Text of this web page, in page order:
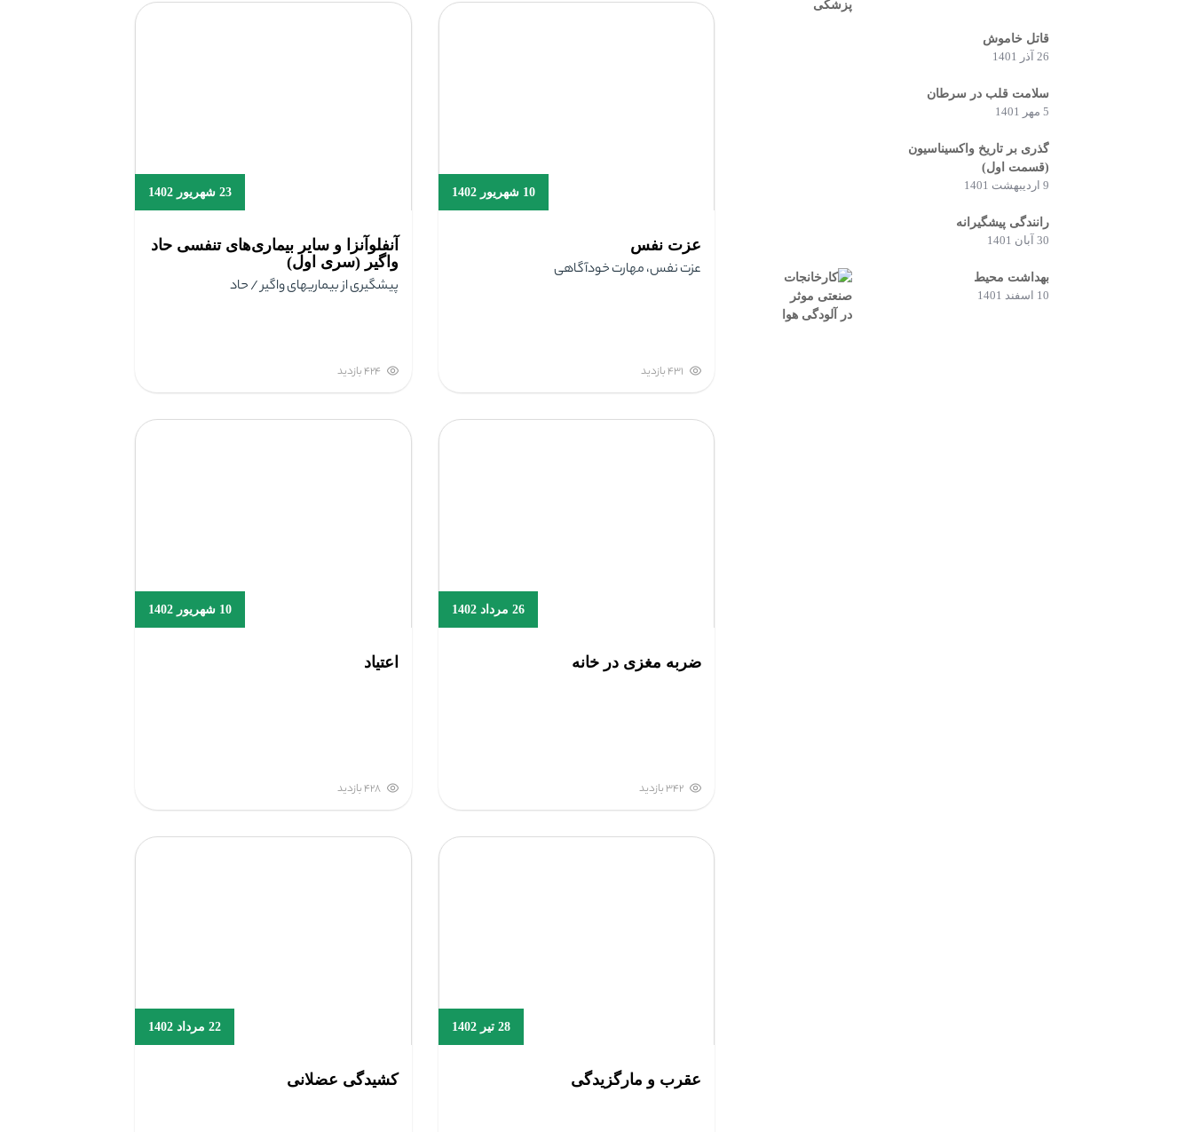
قاتل خاموش
26 آذر 1401
سلامت قلب در سرطان
5 مهر 1401
گذری بر تاریخ واکسیناسیون
(قسمت اول)
9 اردیبهشت 1401
رانندگی پیشگیرانه
30 آبان 1401
بهداشت محیط
10 اسفند 1401
23 شهریور 1402
آنفلوآنزا و سایر بیماری‌های تنفسی حاد
واگیر (سری اول)
پیشگیری از بیماریهای واگیر / حاد
424 بازدید
10 شهریور 1402
عزت نفس
عزت نفس، مهارت خودآگاهی
431 بازدید
10 شهریور 1402
اعتیاد
428 بازدید
26 مرداد 1402
ضربه مغزی در خانه
342 بازدید
22 مرداد 1402
کشیدگی عضلانی
28 تیر 1402
عقرب و مارگزیدگی